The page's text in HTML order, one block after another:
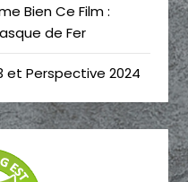
Bien Ce Film :
de Fer
et Perspective 2024